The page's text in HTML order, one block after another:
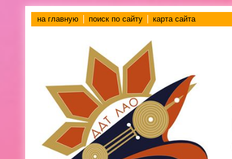
на главную поиск по сайту карта сайта